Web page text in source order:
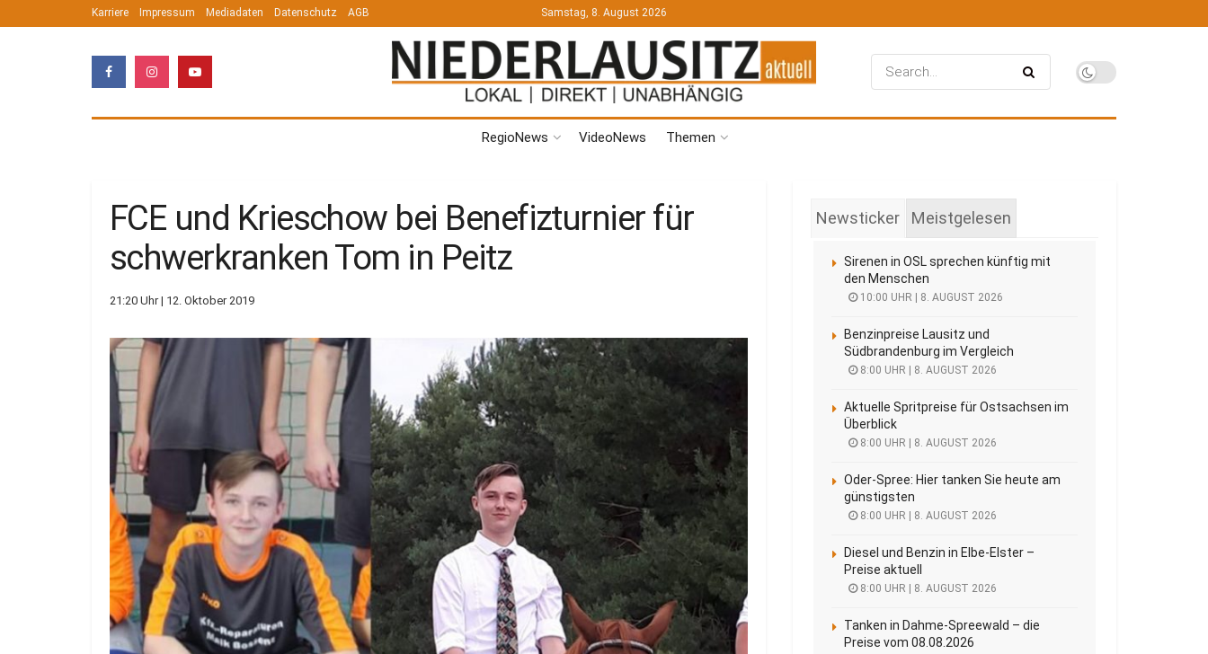
Karriere Impressum Mediadaten Datenschutz AGB Samstag, 8. August 2026
RegioNews VideoNews Themen
FCE und Krieschow bei Benefizturnier für
schwerkranken Tom in Peitz
21:20 Uhr | 12. Oktober 2019
Newsticker Meistgelesen
Sirenen in OSL sprechen künftig mit
den Menschen
10:00 UHR | 8. AUGUST 2026
Benzinpreise Lausitz und
Südbrandenburg im Vergleich
8:00 UHR | 8. AUGUST 2026
Aktuelle Spritpreise für Ostsachsen im
Überblick
8:00 UHR | 8. AUGUST 2026
Oder-Spree: Hier tanken Sie heute am
günstigsten
8:00 UHR | 8. AUGUST 2026
Diesel und Benzin in Elbe-Elster –
Preise aktuell
8:00 UHR | 8. AUGUST 2026
Tanken in Dahme-Spreewald – die
Preise vom 08.08.2026